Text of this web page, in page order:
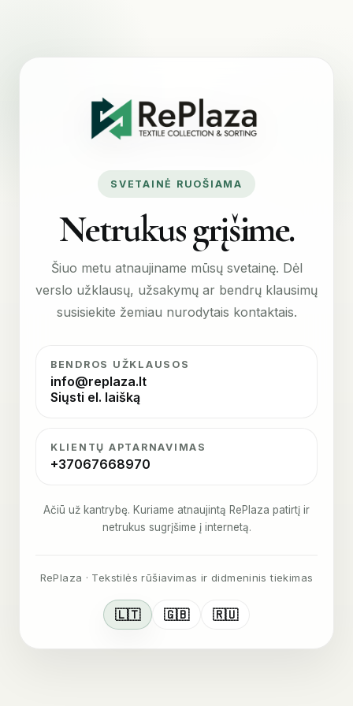
SVETAINĖ RUOŠIAMA
Netrukus grįšime.
Šiuo metu atnaujiname mūsų svetainę. Dėl
verslo užklausų, užsakymų ar bendrų klausimų
susisiekite žemiau nurodytais kontaktais.
BENDROS UŽKLAUSOS
info@replaza.lt
Siųsti el. laišką
KLIENTŲ APTARNAVIMAS
+37067668970
Ačiū už kantrybę. Kuriame atnaujintą RePlaza patirtį ir
netrukus sugrįšime į internetą.
RePlaza · Tekstilės rūšiavimas ir didmeninis tiekimas
🇱🇹 🇬🇧 🇷🇺